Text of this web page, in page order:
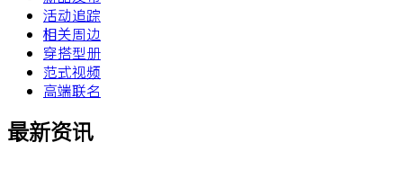
活动追踪
相关周边
穿搭型册
范式视频
高端联名
最新资讯